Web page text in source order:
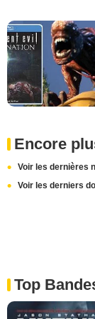
Encore
Voir les dernières
Voir les derniers
Top